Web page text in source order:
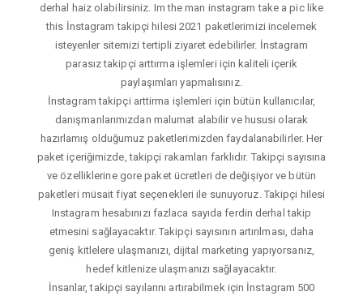
derhal haiz olabilirsiniz. Im the man instagram take a pic like
this İnstagram takipçi hilesi 2021 paketlerimizi incelemek
isteyenler sitemizi tertipli ziyaret edebilirler. İnstagram
parasız takipçi arttırma işlemleri için kaliteli içerik
paylaşımları yapmalısınız.
İnstagram takipçi arttirma işlemleri için bütün kullanıcılar,
danışmanlarımızdan malumat alabilir ve hususi olarak
hazırlamış olduğumuz paketlerimizden faydalanabilirler. Her
paket içeriğimizde, takipçi rakamları farklıdır. Takipçi sayısına
ve özelliklerine gore paket ücretleri de değişiyor ve bütün
paketleri müsait fiyat seçenekleri ile sunuyoruz. Takipçi hilesi
Instagram hesabınızı fazlaca sayıda ferdin derhal takip
etmesini sağlayacaktır. Takipçi sayısının artırılması, daha
geniş kitlelere ulaşmanızı, dijital marketing yapıyorsanız,
hedef kitlenize ulaşmanızı sağlayacaktır.
İnsanlar, takipçi sayılarını artırabilmek için İnstagram 500